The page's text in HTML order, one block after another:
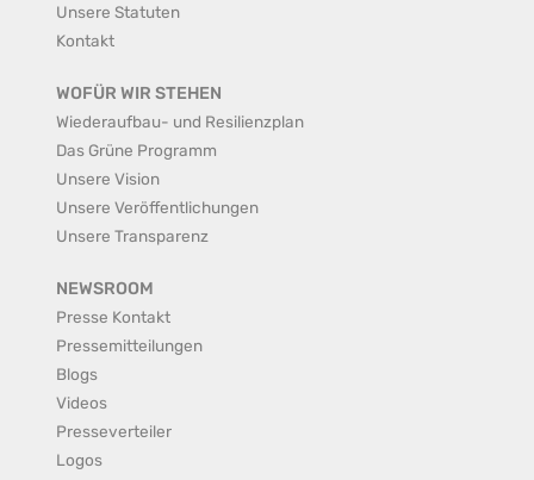
Unsere Statuten
Kontakt
WOFÜR WIR STEHEN
Wiederaufbau- und Resilienzplan
Das Grüne Programm
Unsere Vision
Unsere Veröffentlichungen
Unsere Transparenz
NEWSROOM
Presse Kontakt
Pressemitteilungen
Blogs
Videos
Presseverteiler
Logos